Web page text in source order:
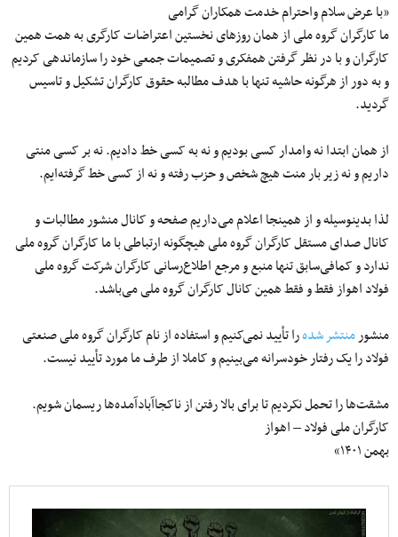
«با عرض سلام واحترام خدمت همکاران گرامی
ما کارگران گروه ملی از همان روزهای نخستین اعتراضات کارگری به همت همین
کارگران و با در نظر گرفتن همفکری و تصمیمات جمعی خود را سازماندهی کردیم
و به دور از هرگونه حاشیه تنها با هدف مطالبه حقوق کارگران تشکیل و تاسیس
گردید.
از همان ابتدا نه وامدار کسی بودیم و نه به کسی خط دادیم. نه بر کسی منتی
داریم و نه زیر بار منت هیچ شخص و حزب رفته و نه از کسی خط گرفته‌ایم.
لذا بدینوسیله و از همینجا اعلام می‌داریم صفحه و کانال منشور مطالبات و
کانال صدای مستقل کارگران گروه ملی هیچگونه ارتباطی با ما کارگران گروه ملی
ندارد و کمافی‌سابق تنها منبع و مرجع اطلاع‌رسانی کارگران شرکت گروه ملی
فولاد اهواز فقط و فقط همین کانال کارگران گروه ملی می‌باشد.
منشورمنتشر شدهرا تأیید نمی‌کنیم و استفاده از نام کارگران گروه ملی صنعتی
فولاد را یک رفتار خودسرانه می‌بینیم و کاملا از طرف ما مورد تأیید نیست.
مشقت‌ها را تحمل نکردیم تا برای بالا رفتن از ناکجاآبادآمده‌ها ریسمان شویم.
کارگران ملی فولاد – اهواز
بهمن ۱۴۰۱»